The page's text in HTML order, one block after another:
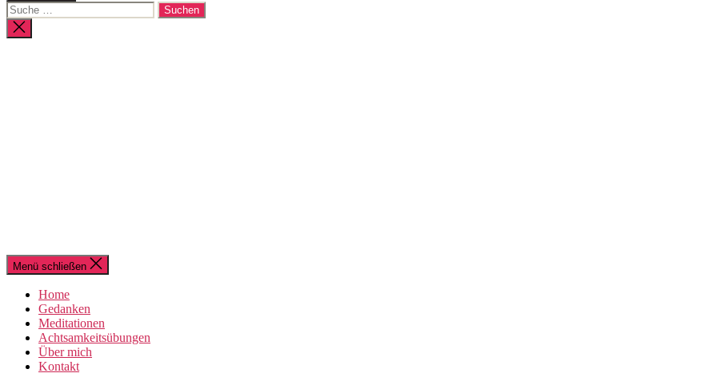
Suche
nach:
Suche
schließen
Menü schließen
Home
Gedanken
Meditationen
Achtsamkeitsübungen
Über mich
Kontakt